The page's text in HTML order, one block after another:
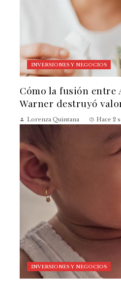
INVERSIONES Y NEGOCIOS
Cómo la fusión entre
Warner destruyó
Lorenza Quintana Hace 2
INVERSIONES Y NEGOCIOS